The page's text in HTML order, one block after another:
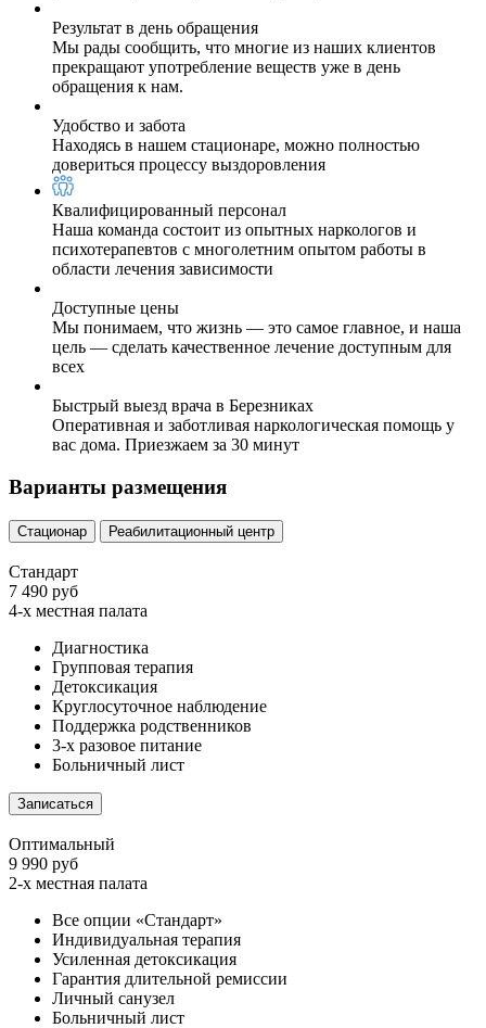
Результат в день обращения
Мы рады сообщить, что многие из наших клиентов
прекращают употребление веществ уже в день
обращения к нам.
Удобство и забота
Находясь в нашем стационаре, можно полностью
довериться процессу выздоровления
Квалифицированный персонал
Наша команда состоит из опытных наркологов и
психотерапевтов с многолетним опытом работы в
области лечения зависимости
Доступные цены
Мы понимаем, что жизнь — это самое главное, и наша
цель — сделать качественное лечение доступным для
всех
Быстрый выезд врача в Березниках
Оперативная и заботливая наркологическая помощь у
вас дома. Приезжаем за 30 минут
Варианты размещения
Стационар Реабилитационный центр
Стандарт
7 490 руб
4-х местная палата
Диагностика
Групповая терапия
Детоксикация
Круглосуточное наблюдение
Поддержка родственников
3-х разовое питание
Больничный лист
Записаться
Оптимальный
9 990 руб
2-х местная палата
Все опции «Стандарт»
Индивидуальная терапия
Усиленная детоксикация
Гарантия длительной ремиссии
Личный санузел
Больничный лист